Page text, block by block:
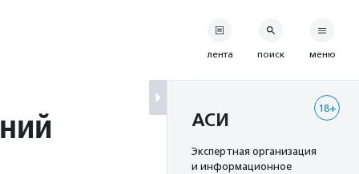
лента поиск меню
18+
АСИ
Экспертная организация
и информационное